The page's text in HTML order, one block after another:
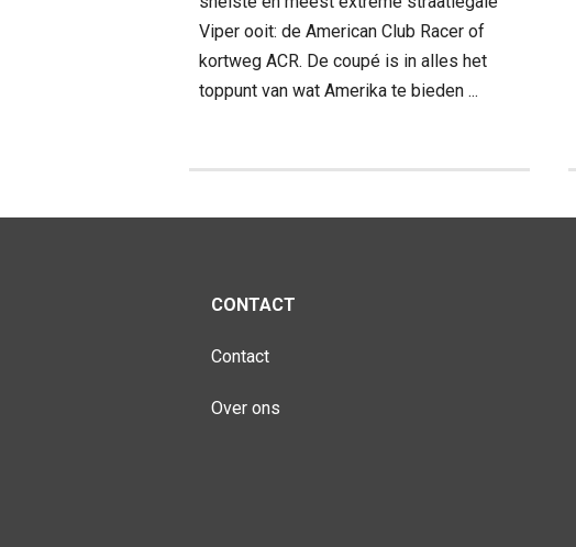
Viper ooit: de American Club Racer of
kortweg ACR. De coupé is in alles het
toppunt van wat Amerika te bieden ...
CONTACT
Contact
Over ons